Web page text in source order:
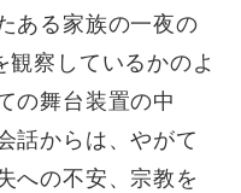
ある家族の一夜の
察しているかのよ
の舞台装置の中
話からは、やがて
への不安、宗教を